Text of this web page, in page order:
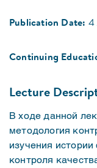
Publication Date: 4
Continuing
Lecture
В ходе данной
методология
изучения
контроля